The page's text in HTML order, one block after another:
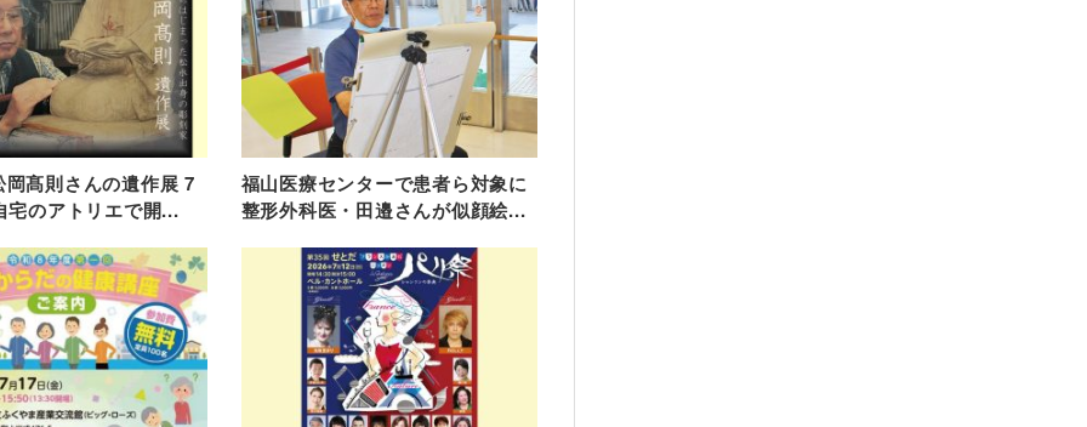
岡髙則さんの遺作展 7
宅のアトリエで開...
福山医療センターで患者ら対象に
整形外科医・田邉さんが似顔絵...